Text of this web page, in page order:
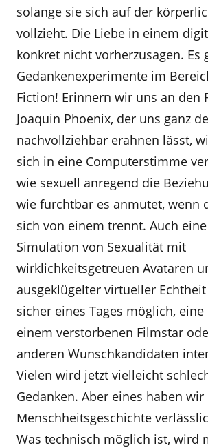
solange sie sich auf der
vollzieht. Die Liebe in einem
konkret nicht vorherzusagen. Es
Gedankenexperimente im
Fiction! Erinnern wir uns an den
Joaquin Phoenix, der uns ganz
nachvollziehbar erahnen lässt,
sich in eine Computerstimme
wie sexuell anregend die
wie furchtbar es anmutet, wenn
sich von einem trennt. Auch
Simulation von Sexualität mit
wirklichkeitsgetreuen Avataren
ausgeklügelter virtueller
sicher eines Tages möglich, eine
einem verstorbenen Filmstar
anderen Wunschkandidaten
Vielen wird jetzt vielleicht
Gedanken. Aber eines haben
Menschheitsgeschichte
Was technisch möglich ist, wird